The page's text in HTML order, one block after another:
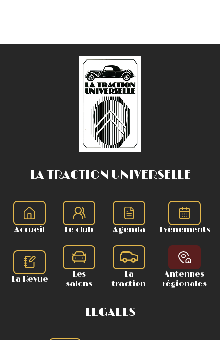
LA TRACTION UNIVERSELLE
Accueil Le club Agenda Evènements
La Revue
Les
salons
La
traction
Antennes
régionales
LEGALES